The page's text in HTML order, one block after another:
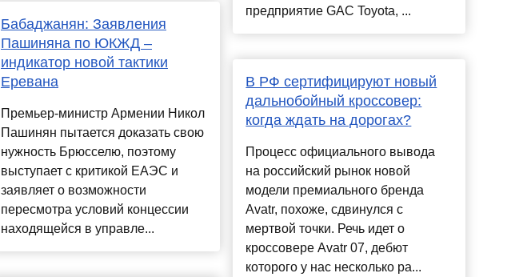
Бабаджанян: Заявления
Пашиняна по ЮКЖД –
индикатор новой тактики
Еревана
Премьер-министр Армении Никол
Пашинян пытается доказать свою
нужность Брюсселю, поэтому
выступает с критикой ЕАЭС и
заявляет о возможности
пересмотра условий концессии
находящейся в управле...
предприятие GAC Toyota, ...
В РФ сертифицируют новый
дальнобойный кроссовер:
когда ждать на дорогах?
Процесс официального вывода
на российский рынок новой
модели премиального бренда
Avatr, похоже, сдвинулся с
мертвой точки. Речь идет о
кроссовере Avatr 07, дебют
которого у нас несколько ра...